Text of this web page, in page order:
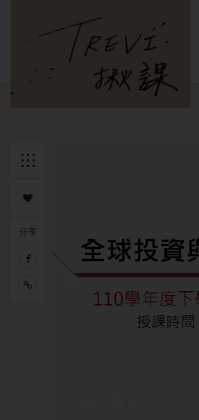
返回列
表
追蹤課
分享